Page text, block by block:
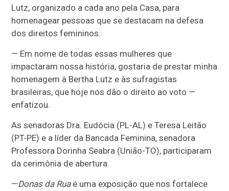
Lutz, organizado a cada ano pela Casa, para
homenagear pessoas que se destacam na defesa
dos direitos femininos.
— Em nome de todas essas mulheres que
impactaram nossa história, gostaria de prestar minha
homenagem à Bertha Lutz e às sufragistas
brasileiras, que hoje nos dão o direito ao voto —
enfatizou.
As senadoras Dra. Eudócia (PL-AL) e Teresa Leitão
(PT-PE) e a líder da Bancada Feminina, senadora
Professora Dorinha Seabra (União-TO), participaram
da cerimônia de abertura.
—Donas da Rua é uma exposição que nos fortalece